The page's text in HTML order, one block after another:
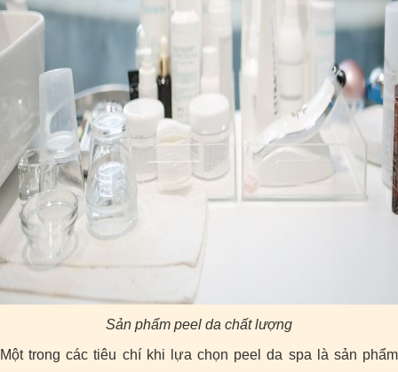
Sản phẩm peel da chất lượng
Một trong các tiêu chí khi lựa chọn peel da spa là sản phẩm